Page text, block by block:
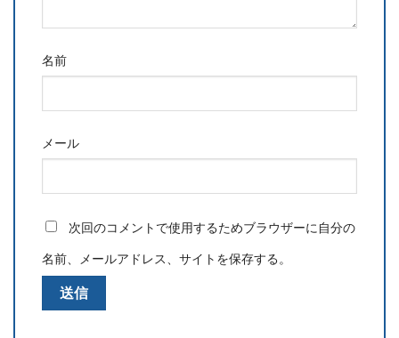
名前
メール
次回のコメントで使用するためブラウザーに自分の
名前、メールアドレス、サイトを保存する。